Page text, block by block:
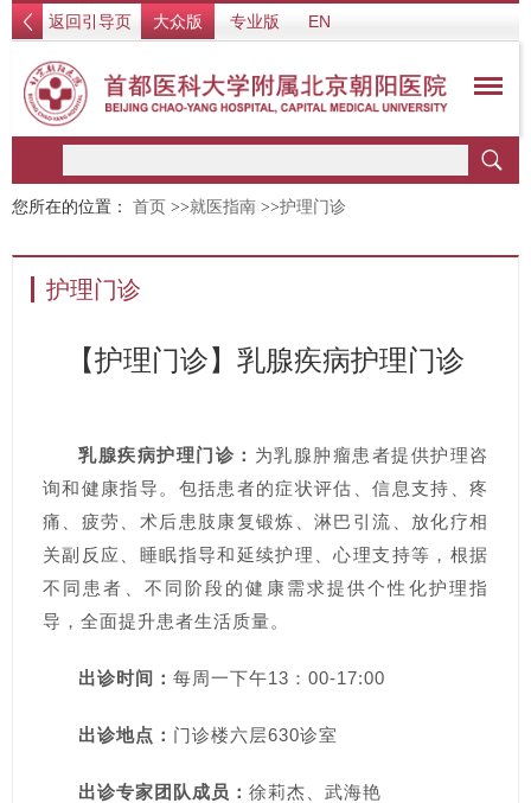
返回引导页 大众版 专业版 EN
您所在的位置： 首页 >>就医指南 >>护理门诊
护理门诊
【护理门诊】乳腺疾病护理门诊
乳腺疾病护理门诊： 为乳腺肿瘤患者提供护理咨
询和健康指导。包括患者的症状评估、信息支持、疼
痛、疲劳、术后患肢康复锻炼、淋巴引流、放化疗相
关副反应、睡眠指导和延续护理、心理支持等，根据
不同患者、不同阶段的健康需求提供个性化护理指
导，全面提升患者生活质量。
出诊时间： 每周一下午13：00-17:00
出诊地点： 门诊楼六层630诊室
出诊专家团队成员： 徐莉杰、武海艳